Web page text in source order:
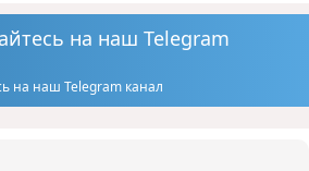
на наш Telegram
на наш Telegram канал